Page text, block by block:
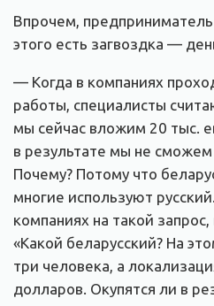
Впрочем,
этого есть загвоздка —
— Когда в компаниях
работы, специалисты
мы сейчас вложим 20 тыс.
в результате мы не сможем
Почему? Потому что
многие используют
компаниях на такой
«Какой беларусский? На
три человека, а
долларов. Окупятся ли в